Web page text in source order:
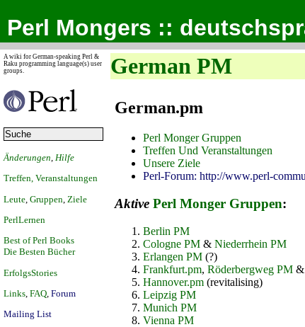
Perl Mongers ::
A wiki for German-speaking Perl &
Raku programming language(s) user
groups.
Änderungen Hilfe
Treffen, Veranstaltungen
Leute Gruppen Ziele
PerlLernen
Best of Perl Books
Die Besten Bücher
ErfolgsStories
Links FAQ Forum
Mailing List
German PM
German.pm
Perl Monger Gruppen
Treffen Und Veranstaltungen
Unsere Ziele
Perl-Forum: http://www.perl-
Aktive Perl Monger Gruppen:
Berlin PM
Cologne PM & Niederrhein PM
Erlangen PM (?)
Frankfurt.pm, Röderbergweg PM &
Hannover.pm (revitalising)
Leipzig PM
Munich PM
Vienna PM